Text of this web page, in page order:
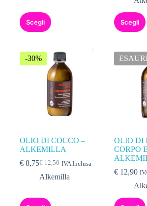
Scegli Scegli
-30%
OLIO DI COCCO –
ALKEMILLA
€12,50
€ 8,75 IVA Inclusa
Alkemilla
OLIO DI
CORPO
€ 12,90